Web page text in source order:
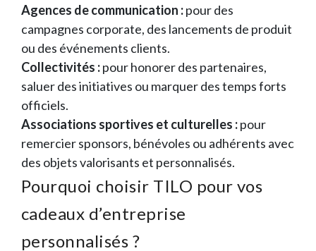
Agences de communication :pour des
campagnes corporate, des lancements de produit
ou des événements clients.
Collectivités :pour honorer des partenaires,
saluer des initiatives ou marquer des temps forts
officiels.
Associations sportives et culturelles :pour
remercier sponsors, bénévoles ou adhérents avec
des objets valorisants et personnalisés.
Pourquoi choisir TILO pour vos
cadeaux d’entreprise
personnalisés ?